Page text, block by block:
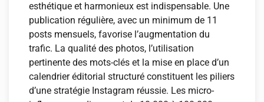
esthétique et harmonieux est indispensable. Une
publication régulière, avec un minimum de 11
posts mensuels, favorise l’augmentation du
trafic. La qualité des photos, l’utilisation
pertinente des mots-clés et la mise en place d’un
calendrier éditorial structuré constituent les piliers
d’une stratégie Instagram réussie. Les micro-